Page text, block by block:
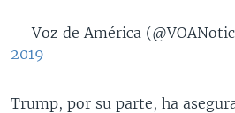
— Voz de América
2019
Trump, por su parte, ha